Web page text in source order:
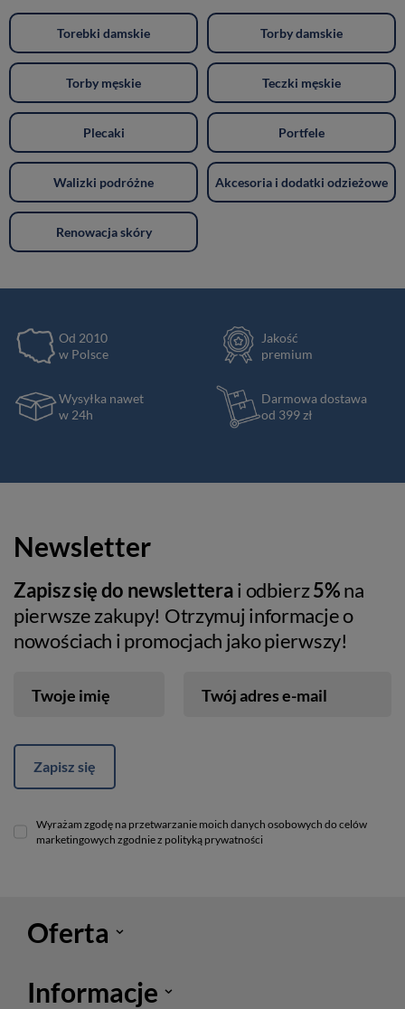
Torebki damskie Torby damskie
Torby męskie Teczki męskie
Plecaki Portfele
Walizki podróżne Akcesoria i dodatki odzieżowe
Renowacja skóry
Od 2010
w Polsce
Jakość
premium
Wysyłka nawet
w 24h
Darmowa dostawa
od 399 zł
Newsletter
Zapisz się do newsletterai odbierz5%na
pierwsze zakupy! Otrzymuj informacje o
nowościach i promocjach jako pierwszy!
Twoje imię Twój adres e-mail
Zapisz się
Wyrażam zgodę na przetwarzanie moich danych osobowych do celów
marketingowych zgodnie z polityką prywatności
Oferta
Informacje